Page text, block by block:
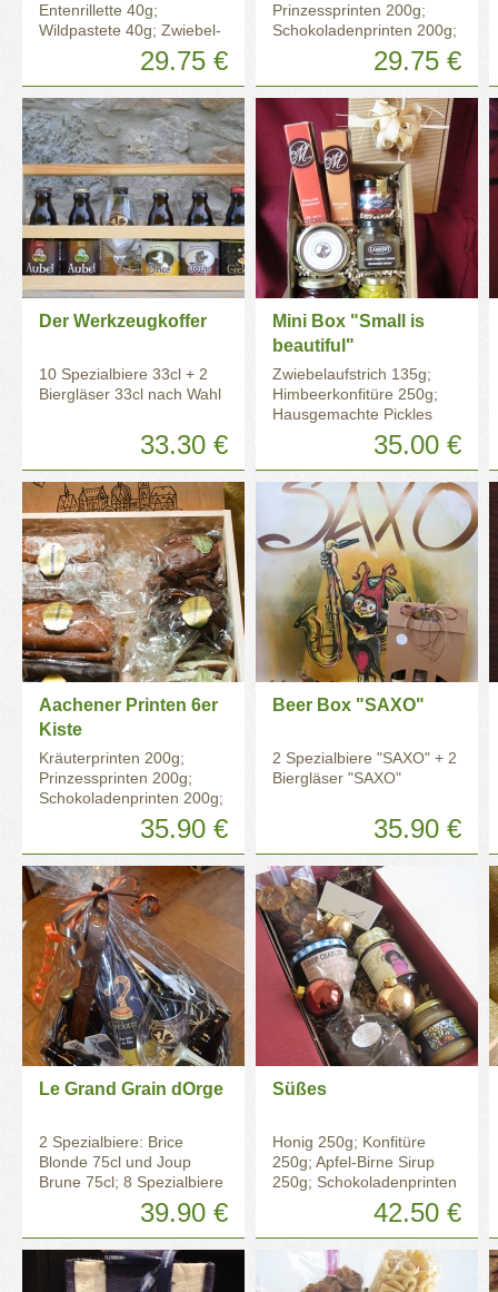
Entenrillette 40g;
Wildpastete 40g; Zwiebel-
29.75 €
Prinzessprinten 200g;
Schokoladenprinten 200g;
Schoko-Nussprinten 200g
29.75 €
Der Werkzeugkoffer
10 Spezialbiere 33cl + 2
Biergläser 33cl nach Wahl
33.30 €
Mini Box "Small is
beautiful"
Zwiebelaufstrich 135g;
Himbeerkonfitüre 250g;
Hausgemachte Pickles
110ml; 2 Schokoriegel
75g; Fischeier rot 50g;
Entenpastete 40g
35.00 €
Aachener Printen 6er
Kiste
Kräuterprinten 200g;
Prinzessprinten 200g;
Schokoladenprinten 200g;
Schoko-Nussprinten 200g;
weiße Schokoprinten
200g;
Vollmilchmandelsplitterprinten
200g
35.90 €
Beer Box "SAXO"
2 Spezialbiere "SAXO" + 2
Biergläser "SAXO"
35.90 €
Le Grand Grain dOrge
2 Spezialbiere: Brice
Blonde 75cl und Joup
Brune 75cl; 8 Spezialbiere
33cl nach Wahl (Canaille
Blanche, Brice Blonde,
Joup Brune, Aubel Double,
Aubel Triple); 2 Biergläser
"Grain d'Orge" 33cl
39.90 €
Süßes
Honig 250g; Konfitüre
250g; Apfel-Birne Sirup
250g; Schokoladenprinten
200g, Weihnachtsgebäck
150g; Pralinen 125g42.50 €